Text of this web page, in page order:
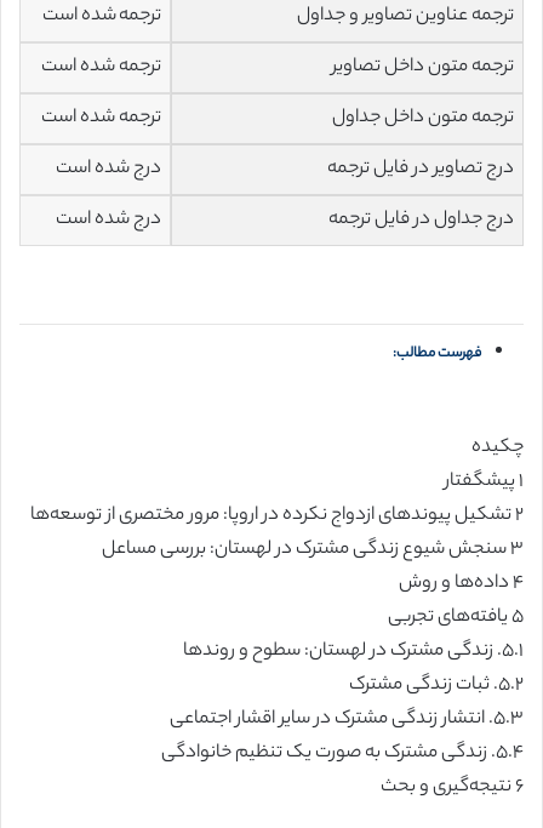
ترجمه عناوین تصاویر و جداول
ترجمه شده است
ترجمه متون داخل تصاویر
ترجمه شده است
ترجمه متون داخل جداول
ترجمه شده است
درج تصاویر در فایل ترجمه
درج شده است
درج جداول در فایل ترجمه
درج شده است
فهرست مطالب:
چکیده
۱ پیشگفتار
۲ تشکیل پیوند‌های ازدواج نکرده در اروپا: مرور مختصری از توسعه‌ها
۳ سنجش شیوع زندگی مشترک در لهستان: بررسی مساعل
۴ داده‌ها و روش
۵ یافته‌های تجربی
۵.۱. زندگی مشترک در لهستان: سطوح و روندها
۵.۲. ثبات زندگی مشترک
۵.۳. انتشار زندگی مشترک در سایر اقشار اجتماعی
۵.۴. زندگی مشترک به صورت یک تنظیم خانوادگی
۶ نتیجه‌گیری و بحث